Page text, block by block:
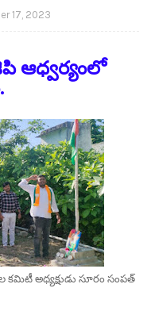
17, 2023
ఆధ్వర్యంలో
అధ్యక్షుడు సూరం సంపత్